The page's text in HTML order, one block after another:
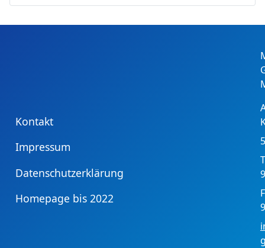
Kontakt
Impressum
Datenschutzerklärung
Homepage bis 2022